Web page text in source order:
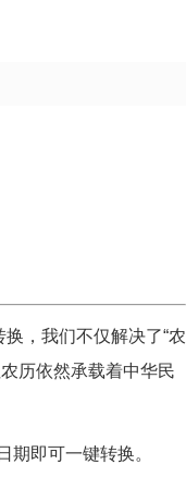
，我们不仅解决了“农
历依然承载着中华民
期即可一键转换。